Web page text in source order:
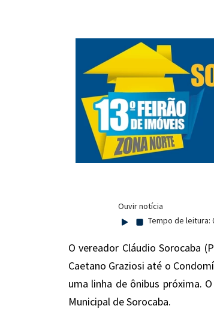
Ouvir notícia
Tempo de leitura:
O vereador Cláudio Sorocaba
Caetano Graziosi até o
uma linha de ônibus próxima.
Municipal de Sorocaba.